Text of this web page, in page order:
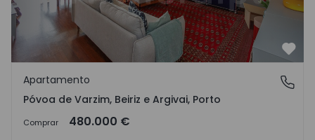
Póvoa de Varzim, Beiriz e Argivai, Porto
Apartamento
Póvoa de Varzim, Beiriz e Argivai, Porto
Comprar 480.000 €